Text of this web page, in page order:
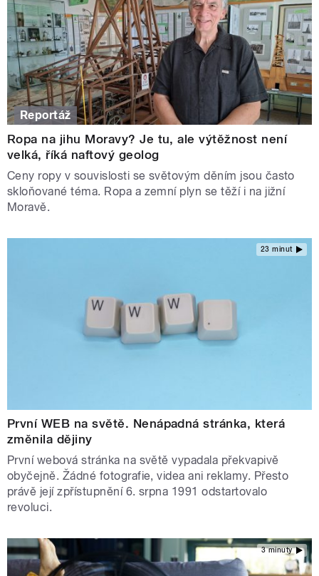
Reportáž
Ropa na jihu Moravy? Je tu, ale výtěžnost není
velká, říká naftový geolog
Ceny ropy v souvislosti se světovým děním jsou často
skloňované téma. Ropa a zemní plyn se těží i na jižní
Moravě.
23 minut
První WEB na světě. Nenápadná stránka, která
změnila dějiny
První webová stránka na světě vypadala překvapivě
obyčejně. Žádné fotografie, videa ani reklamy. Přesto
právě její zpřístupnění 6. srpna 1991 odstartovalo
revoluci.
3 minuty